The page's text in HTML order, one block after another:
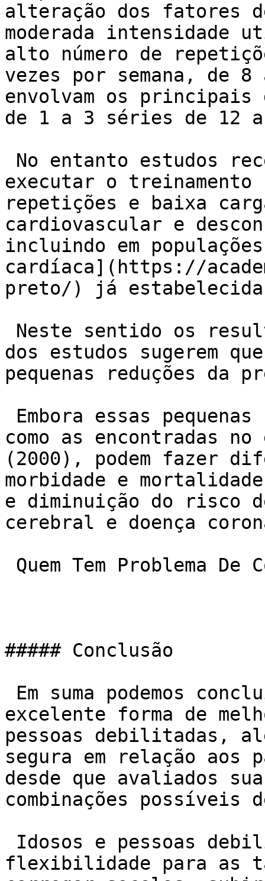
alteração dos fatores
moderada intensidade
alto número de
vezes por semana, de
envolvam os principais
de 1 a 3 séries de 12 a
executar o treinamento
repetições e baixa
cardiovascular e
incluindo em
cardíaca](https://
preto/) já estabelecida
dos estudos sugerem
pequenas reduções da
como as encontradas
(2000), podem fazer
morbidade e
e diminuição do risco
cerebral e doença
##### Conclusão
excelente forma de
pessoas debilitadas,
segura em relação aos
desde que avaliados
combinações
flexibilidade para as